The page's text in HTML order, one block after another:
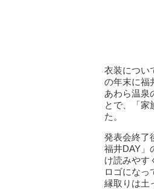
衣装につい
の年末に福
あわら温泉
とで、「家
た。
発表会終了
福井DAY」
け読みやす
ロゴになっ
縁取りは土